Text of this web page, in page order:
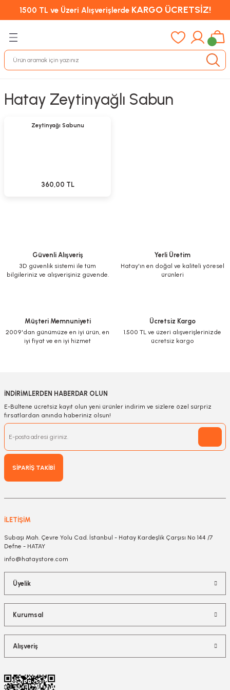
1500 TL ve Üzeri Alışverişlerde KARGO ÜCRETSİZ!
Hatay Zeytinyağlı Sabun
Sepete Ekle
Zeytinyağı Sabunu
360,00 TL
Güvenli Alışveriş
3D güvenlik sistemi ile tüm
bilgileriniz ve alışverişiniz güvende.
Yerli Üretim
Hatay'ın en doğal ve kaliteli yöresel
ürünleri
Müşteri Memnuniyeti
2009'dan günümüze en iyi ürün, en
iyi fiyat ve en iyi hizmet
Ücretsiz Kargo
1.500 TL ve üzeri alışverişlerinizde
ücretsiz kargo
İNDİRİMLERDEN HABERDAR OLUN
E-Bültene ücretsiz kayıt olun yeni ürünler indirim ve sizlere özel sürpriz
fırsatlardan anında haberiniz olsun!
SİPARİŞ TAKİBİ
İLETİŞİM
Subaşı Mah. Çevre Yolu Cad. İstanbul - Hatay Kardeşlik Çarşısı No 144 /7
Defne - HATAY
info@hataystore.com
Üyelik
Kurumsal
Alışveriş